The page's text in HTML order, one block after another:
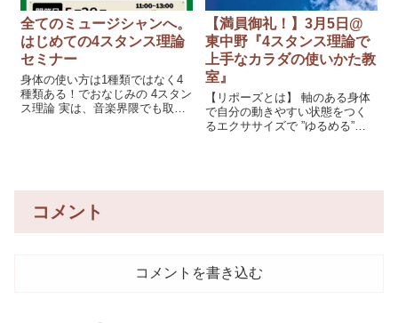
全てのミュージシャンへ。
はじめての4スタンス理論
セミナー
身体の使い方は1種類ではなく4
種類ある！でおなじみの 4スタン
ス理論 実は、音楽界隈でも取り
も増えてきました。
【満員御礼！】3月5日@
東中野『4スタンス理論で
上手なカラダの使いかた教
室』
【リポーズとは】 軸のある身体
で自分の動きやすい状態をつく
るエクササイズで ”ゆるめる”こ
コメント
コメントを書き込む